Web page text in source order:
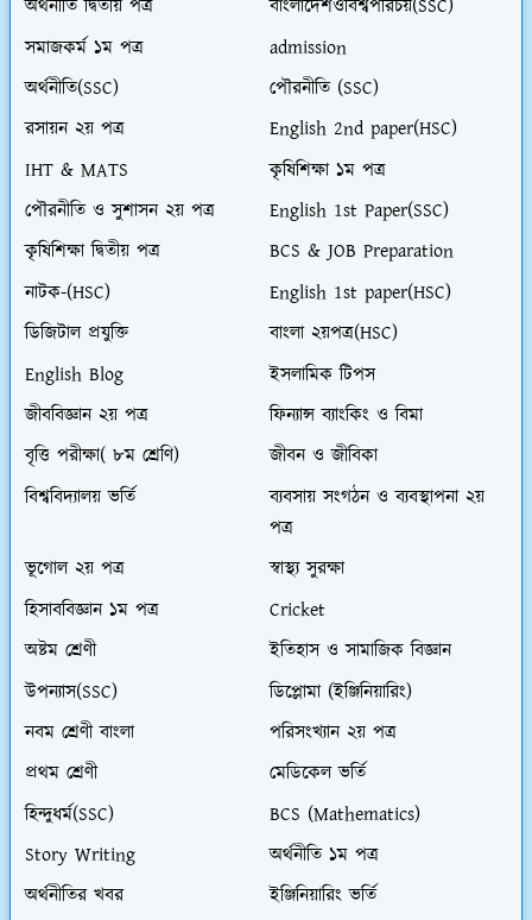
অর্থনীতি দ্বিতীয় পত্র
বাংলাদেশওবিশ্বপরিচয়(SSC)
সমাজকর্ম ১ম পত্র
admission
অর্থনীতি(SSC)
পৌরনীতি (SSC)
রসায়ন ২য় পত্র
English 2nd paper(HSC)
IHT & MATS
কৃষিশিক্ষা ১ম পত্র
পৌরনীতি ও সুশাসন ২য় পত্র
English 1st Paper(SSC)
কৃষিশিক্ষা দ্বিতীয় পত্র
BCS & JOB Preparation
নাটক-(HSC)
English 1st paper(HSC)
ডিজিটাল প্রযুক্তি
বাংলা ২য়পত্র(HSC)
English Blog
ইসলামিক টিপস
জীববিজ্ঞান ২য় পত্র
ফিন্যান্স ব্যাংকিং ও বিমা
বৃত্তি পরীক্ষা( ৮ম শ্রেণি)
জীবন ও জীবিকা
বিশ্ববিদ্যালয় ভর্তি
ব্যবসায় সংগঠন ও ব্যবস্থাপনা ২য়
পত্র
ভূগোল ২য় পত্র
স্বাস্থ্য সুরক্ষা
হিসাববিজ্ঞান ১ম পত্র
Cricket
অষ্টম শ্রেণী
ইতিহাস ও সামাজিক বিজ্ঞান
উপন্যাস(SSC)
ডিপ্লোমা (ইঞ্জিনিয়ারিং)
নবম শ্রেণী বাংলা
পরিসংখ্যান ২য় পত্র
প্রথম শ্রেণী
মেডিকেল ভর্তি
হিন্দুধর্ম(SSC)
BCS (Mathematics)
Story Writing
অর্থনীতি ১ম পত্র
অর্থনীতির খবর
ইঞ্জিনিয়ারিং ভর্তি